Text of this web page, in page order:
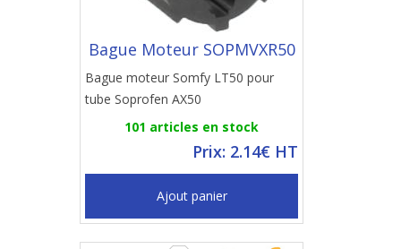
Bague Moteur SOPMVXR50
Bague moteur Somfy LT50 pour
tube Soprofen AX50
101 articles en stock
Prix: 2.14€ HT
Ajout panier